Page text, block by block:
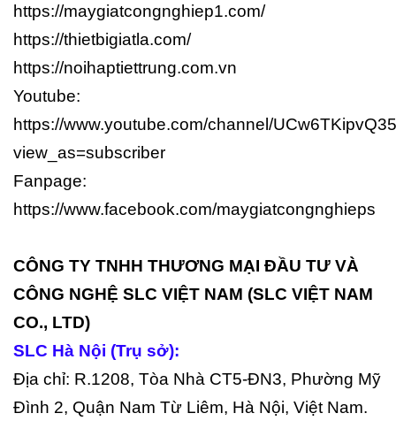
https://maygiatcongnghiep1.com/
https://thietbigiatla.com/
https://noihaptiettrung.com.vn
Youtube:
https://www.youtube.com/channel/
view_as=subscriber
Fanpage:
https://www.facebook.com/maygiatcongnghieps
CÔNG TY TNHH THƯƠNG MẠI ĐẦU TƯ VÀ
CÔNG NGHỆ SLC VIỆT NAM (SLC VIỆT NAM
CO., LTD)
SLC Hà Nội (Trụ sở):
Địa chỉ: R.1208, Tòa Nhà CT5-ĐN3, Phường Mỹ
Đình 2, Quận Nam Từ Liêm, Hà Nội, Việt Nam.